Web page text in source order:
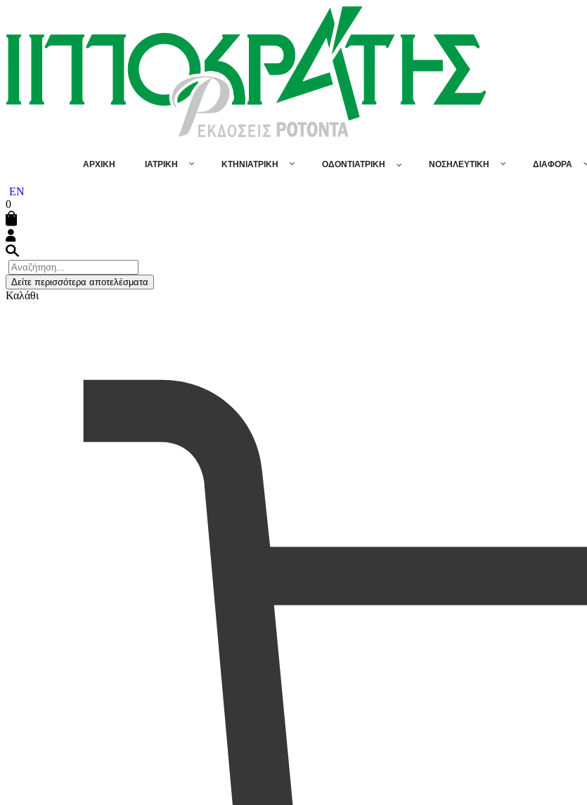
ΑΡΧΙΚΗ ΙΑΤΡΙΚΗ ΚΤΗΝΙΑΤΡΙΚΗ ΟΔΟΝΤΙΑΤΡΙΚΗ ΝΟΣΗΛΕΥΤΙΚΗ ΔΙΑΦΟΡΑ
EN
0
Δείτε περισσότερα αποτελέσματα
Καλάθι